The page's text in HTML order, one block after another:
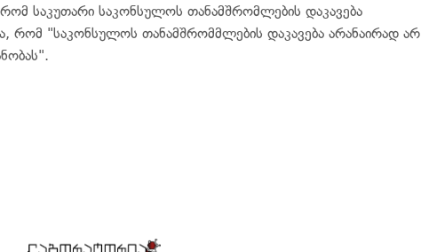
საკუთარი საკონსულოს თანამშრომლების დაკავება
რომ "საკონსულოს თანამშრომმლების დაკავება არანაირად არ